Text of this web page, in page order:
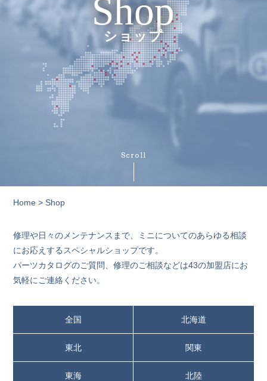
Shop
ショップ
Scroll
Home > Shop
修理や日々のメンテナンスまで、ミニについてのあらゆる相談
にお応えするスペシャルショップです。
パーツカタログのご質問、修理のご相談などは43の加盟店にお
気軽にご連絡ください。
全国 北海道
東北 関東
東海 北陸